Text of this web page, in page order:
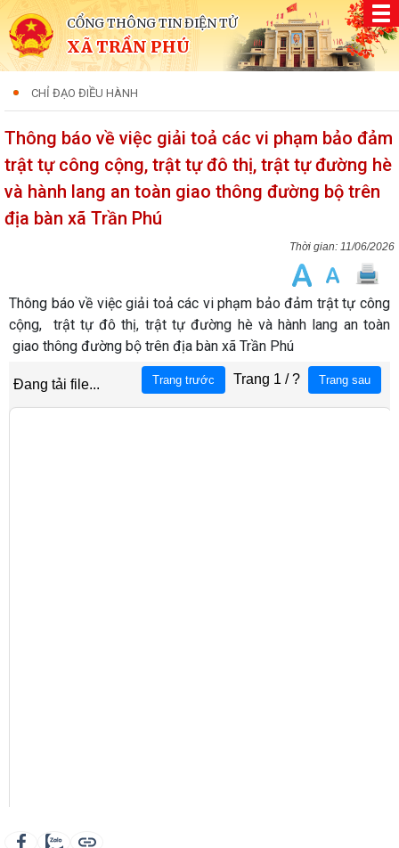
CỔNG THÔNG TIN ĐIỆN TỬ
XÃ TRẦN PHÚ
CHỈ ĐẠO ĐIỀU HÀNH
Thông báo về việc giải toả các vi phạm bảo đảm
trật tự công cộng, trật tự đô thị, trật tự đường hè
và hành lang an toàn giao thông đường bộ trên
địa bàn xã Trần Phú
11/06/2026
Thông báo về việc giải toả các vi phạm bảo đảm trật tự công
cộng, trật tự đô thị, trật tự đường hè và hành lang an toàn
giao thông đường bộ trên địa bàn xã Trần Phú